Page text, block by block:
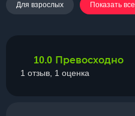
Для взрослых Показать все
10.0 Превосходно
1 отзыв, 1 оценка